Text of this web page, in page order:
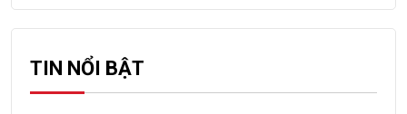
TIN NỔI BẬT